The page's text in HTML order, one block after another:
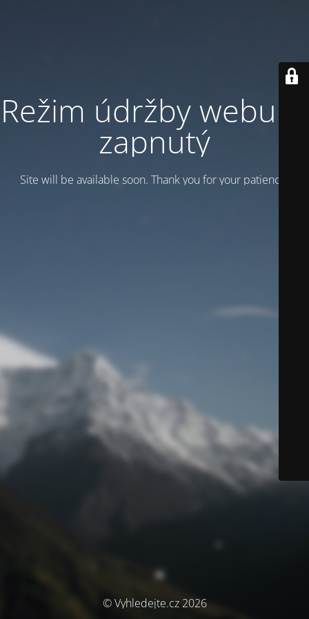
Režim údržby webu je
zapnutý
Site will be available soon. Thank you for your patience!
© Vyhledejte.cz 2026